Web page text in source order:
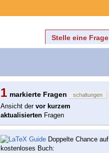
Stelle eine Frage
1 markierte Fragen schaltungen
Ansicht der vor kurzem
aktualisierten Fragen
Doppelte Chance auf
kostenloses Buch: